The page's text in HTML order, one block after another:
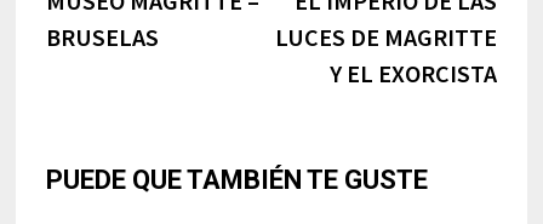
de
BRUSELAS
LUCES DE MAGRITTE
Y EL EXORCISTA
PUEDE QUE TAMBIÉN TE GUSTE